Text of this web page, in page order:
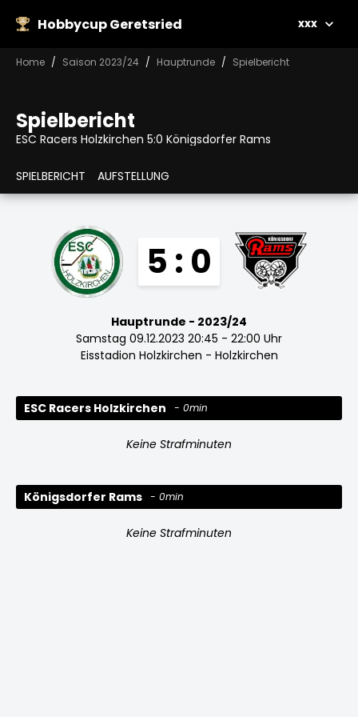
Hobbycup Geretsried xxx
Home Saison 2023/24 Hauptrunde Spielbericht
Spielbericht
ESC Racers Holzkirchen 5:0 Königsdorfer Rams
SPIELBERICHT AUFSTELLUNG
5 : 0
Hauptrunde - 2023/24
Samstag 09.12.2023 20:45 - 22:00 Uhr
Eisstadion Holzkirchen - Holzkirchen
ESC Racers Holzkirchen 0min
Keine Strafminuten
Königsdorfer Rams 0min
Keine Strafminuten